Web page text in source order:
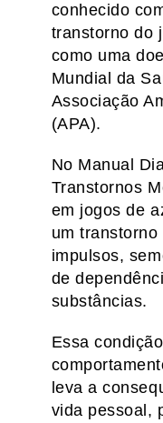
conhecido
transtorno do
como uma
Mundial da
Associação
(APA).
No Manual
Transtornos
em jogos de
um
impulsos,
de
substâncias.
Essa
leva a
vida pessoal,